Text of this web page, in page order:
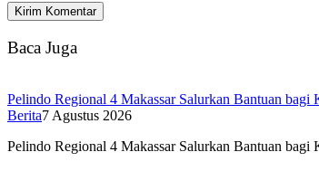
Baca Juga
Pelindo Regional 4 Makassar Salurkan Bantuan bagi
Berita7 Agustus 2026
Pelindo Regional 4 Makassar Salurkan Bantuan